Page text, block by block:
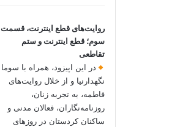
روایت‌های قطع اینترنت، قسمت
سوم؛ قطع اینترنت و ستم
تقاطعی
در این اپیزود، همراه با سوما
نگهدارنیا و از خلال روایت‌های
فاطمه، به تجربه زنان،
روزنامه‌نگاران، فعالان مدنی و
ساکنان کردستان در روزهای